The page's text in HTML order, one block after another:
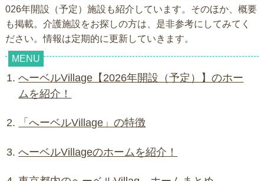
026年開設（予定）施設も紹介しています。そのほか、概要
も掲載。介護施設をお探しの方は、是非参考にしてみてく
ださい。情報は定期的に更新していきます。
へーベルVillage【2026年開設（予定）】のホー
ムを紹介！
「へーベルVillage」の特徴
へーベルVillageのホームを紹介！